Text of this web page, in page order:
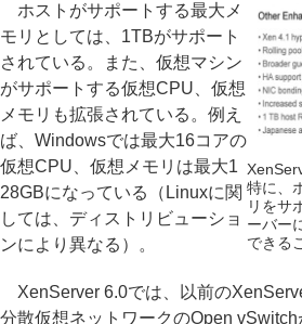
特に、
リをサ
ーバー
できる
ホストがサポートする最大メ
モリとしては、1TBがサポート
されている。また、仮想マシン
がサポートする仮想CPU、仮想
メモリも拡張されている。例え
ば、Windowsでは最大16コアの
仮想CPU、仮想メモリは最大1
28GBになっている（Linuxに関
しては、ディストリビューショ
ンにより異なる）。
XenServer 6.0では、以前の
分散仮想ネットワークのOpen vSwitch